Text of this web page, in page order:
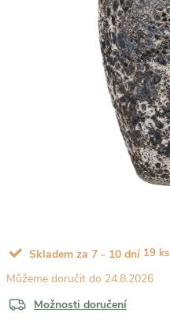
Skladem za 7 - 10 dní 19 ks
24.8.2026
Možnosti doručení